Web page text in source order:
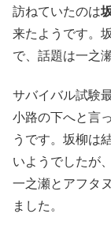
訪ねていたのは
来たようです。
で、話題は一之
サバイバル試験
小路の下へと言
うです。坂柳は
いようでしたが
一之瀬とアフタ
ました。